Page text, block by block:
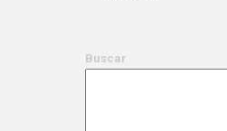
Buscar